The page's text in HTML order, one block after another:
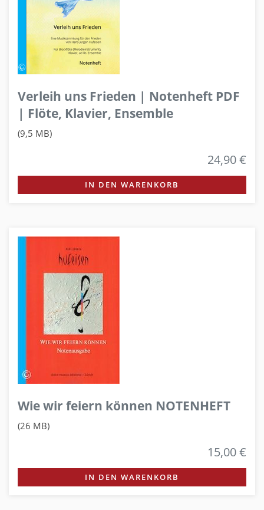
Verleih uns Frieden | Notenheft PDF
| Flöte, Klavier, Ensemble
(9,5 MB)
24,90 €
IN DEN WARENKORB
Wie wir feiern können NOTENHEFT
(26 MB)
15,00 €
IN DEN WARENKORB